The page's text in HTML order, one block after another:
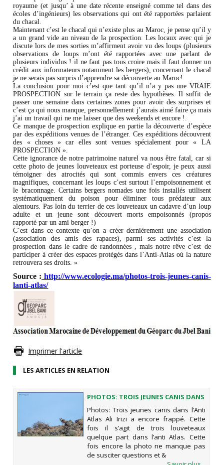
royaume (et jusqu’ à une date récente enseigné comme tel dans des
écoles d’ingénieurs) les observations qui ont été rapportées parlaient
du chacal.
Maintenant c’est le chacal qui n’existe plus au Maroc, je pense qu’il y
a un grand vide au niveau de la prospection. Les locaux avec qui je
discute lors de mes sorties m’affirment avoir vu des loups (plusieurs
observations de loups m’ont été rapportées avec une parlant de
plusieurs individus ! il ne faut pas tous croire mais il faut donner un
crédit aux informateurs notamment les bergers), concernant le chacal
je ne serais pas surpris d’apprendre sa découverte au Maroc!
La conclusion pour moi c’est que tant qu’il n’a y pas une VRAIE
PROSPECTION sur le terrain ça reste des hypothèses. Il suffit de
passer une semaine dans certaines zones pour avoir des surprises et
c’est ça qui nous manque, personnellement j’aurais aimé faire ça mais
j’ai un travail qui ne me laisser que des weekends et encore !.
Ce manque de prospection explique en partie la découverte d’espèce
par des expéditions venues de l’étranger. Ces expéditions découvrent
des « choses » car elles sont venues spécialement pour « LA
PROSPECTION ».
Cette ignorance de notre patrimoine naturel va nous être fatal, car si
cette photo de jeunes louveteaux est porteuse d’espoir, je peux aussi
témoigner des atrocités qui sont commis envers ces créatures
magnifiques, concernant les loups c’est surtout l’empoisonnement et
le braconnage. Certains bergers nomades une fois installés utilisent
systématiquement du poison pour éliminer tous prédateur aux
alentours. Pas loin du terrier de ces louveteaux un cadavre d’un loup
adulte et un jeune sont découvert morts empoisonnés (propos
rapporté par un ami berger !)
C’est dans ce contexte qu’on a créer dernièrement une association
(association des amis des rapaces), parmi ses activités c’est la
prospection dans le cadre de randonnées , mais notre rêve c’est de
participer à créer des espaces protégés dans l’Anti-Atlas où la nature
retrouvera ses droits. »
Source : http://www.ecologie.ma/photos-trois-jeunes-canis-
lanti-atlas/
Imprimer l'article
LES ARTICLES EN RELATION
PHOTOS: TROIS JEUNES CANIS DANS
LANTI ATLAS
Photos: Trois jeunes canis dans l’Anti
Atlas Ali Irizi a encore frappé. Cette
fois il s’agit de trois louveteaux
quelque part dans l’anti Atlas. Cette
fois encore la photo ne manque pas
de susciter questions et &